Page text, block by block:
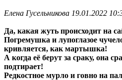
Елена Гусельникова 19.01.2022
Да, какая жуть происходит на
Погремушка и лупоглазое
кривляется, как мартышка!
А когда её берут за сраку, она
подтирает!
Редкостное мурло и говно на